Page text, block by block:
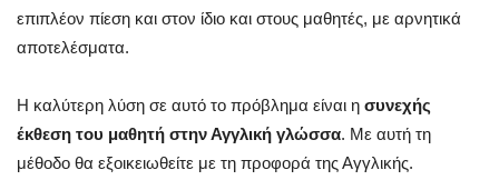
επιπλέον πίεση και στον ίδιο και στους μαθητές, με αρνητικά
αποτελέσματα.
Η καλύτερη λύση σε αυτό το πρόβλημα είναι η συνεχής
έκθεση του μαθητή στην Αγγλική γλώσσα. Με αυτή τη
μέθοδο θα εξοικειωθείτε με τη προφορά της Αγγλικής.